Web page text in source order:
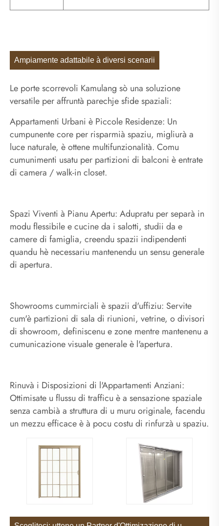
Ampiamente adattabile à diversi scenarii
Le porte scorrevoli Kamulang sò una soluzione
versatile per affruntà parechje sfide spaziali:
Appartamenti Urbani è Piccole Residenze: Un
cumpunente core per risparmià spaziu, migliurà a
luce naturale, è ottene multifunzionalità. Comu
cumunimenti usatu per partizioni di balconi è entrate
di camera / walk-in closet.
Spazi Viventi à Pianu Apertu: Adupratu per separà in
modu flessibile e cucine da i salotti, studii da e
camere di famiglia, creendu spazii indipendenti
quandu hè necessariu mantenendu un sensu generale
di apertura.
Showrooms cummirciali è spazii d'uffiziu: Servite
cum'è partizioni di sala di riunioni, vetrine, o divisori
di showroom, definiscenu e zone mentre mantenenu a
cumunicazione visuale generale è l'apertura.
Rinuvà i Disposizioni di l'Appartamenti Anziani:
Ottimisate u flussu di trafficu è a sensazione spaziale
senza cambià a struttura di u muru originale, facendu
un mezzu efficace è à pocu costu di rinfurzà u spaziu.